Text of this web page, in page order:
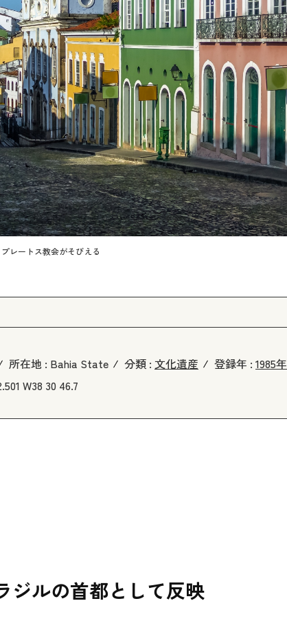
レートス教会がそびえる
所在地 : Bahia State 分類 : 文化遺産 登録年 : 1985年
W38 30 46.7
ジルの首都として反映